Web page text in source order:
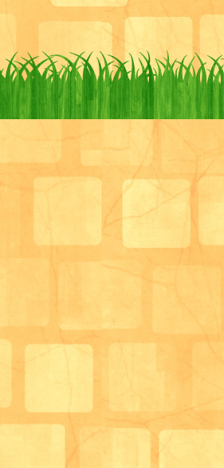
・三色丼
・レンコン金平
・ほうれん草の白和え
・抹茶プリン
サロン管理栄養士 徳山
んとても熱心に塗られて
時には談笑されたりと
と取り組まれる姿も。(